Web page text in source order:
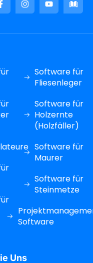
Software für
Fliesenleger
Software für
Holzernte
(Holzfäller)
Software für
Maurer
Software für
Steinmetze
Software
Uns